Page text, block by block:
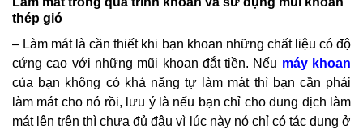
thép gió
– Làm mát là cần thiết khi bạn khoan những chất liệu có độ
cứng cao với những mũi khoan đắt tiền. Nếu máy khoan
của bạn không có khả năng tự làm mát thì bạn cần phải
làm mát cho nó rồi, lưu ý là nếu bạn chỉ cho dung dịch làm
mát lên trên thì chưa đủ đâu vì lúc này nó chỉ có tác dụng ở